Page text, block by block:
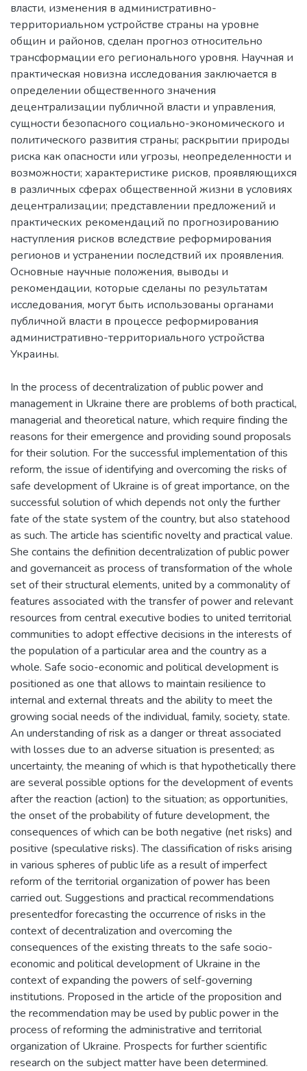
власти, изменения в административно-
территориальном устройстве страны на уровне
общин и районов, сделан прогноз относительно
трансформации его регионального уровня. Научная и
практическая новизна исследования заключается в
определении общественного значения
децентрализации публичной власти и управления,
сущности безопасного социально-экономического и
политического развития страны; раскрытии природы
риска как опасности или угрозы, неопределенности и
возможности; характеристике рисков, проявляющихся
в различных сферах общественной жизни в условиях
децентрализации; представлении предложений и
практических рекомендаций по прогнозированию
наступления рисков вследствие реформирования
регионов и устранении последствий их проявления.
Основные научные положения, выводы и
рекомендации, которые сделаны по результатам
исследования, могут быть использованы органами
публичной власти в процессе реформирования
административно-территориального устройства
In the process of decentralization of public power and
management in Ukraine there are problems of both practical,
managerial and theoretical nature, which require finding the
reasons for their emergence and providing sound proposals
for their solution. For the successful implementation of this
reform, the issue of identifying and overcoming the risks of
safe development of Ukraine is of great importance, on the
successful solution of which depends not only the further
fate of the state system of the country, but also statehood
as such. The article has scientific novelty and practical value.
She contains the definition decentralization of public power
and governanceit as process of transformation of the whole
set of their structural elements, united by a commonality of
features associated with the transfer of power and relevant
resources from central executive bodies to united territorial
communities to adopt effective decisions in the interests of
the population of a particular area and the country as a
whole. Safe socio-economic and political development is
positioned as one that allows to maintain resilience to
internal and external threats and the ability to meet the
growing social needs of the individual, family, society, state.
An understanding of risk as a danger or threat associated
with losses due to an adverse situation is presented; as
uncertainty, the meaning of which is that hypothetically there
are several possible options for the development of events
after the reaction (action) to the situation; as opportunities,
the onset of the probability of future development, the
consequences of which can be both negative (net risks) and
positive (speculative risks). The classification of risks arising
in various spheres of public life as a result of imperfect
reform of the territorial organization of power has been
carried out. Suggestions and practical recommendations
presentedfor forecasting the occurrence of risks in the
context of decentralization and overcoming the
consequences of the existing threats to the safe socio-
economic and political development of Ukraine in the
context of expanding the powers of self-governing
institutions. Proposed in the article of the proposition and
the recommendation may be used by public power in the
process of reforming the administrative and territorial
organization of Ukraine. Prospects for further scientific
research on the subject matter have been determined.